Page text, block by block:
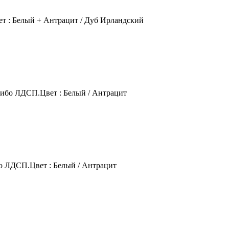
: Белый + Антрацит / Дуб Ирландский
ЛДСП.Цвет : Белый / Антрацит
ЛДСП.Цвет : Белый / Антрацит